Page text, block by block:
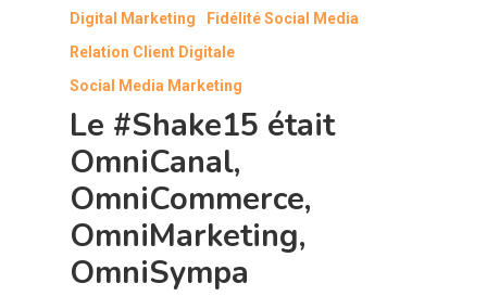
Digital Marketing
Fidélité Social Media
Relation Client Digitale
Social Media Marketing
Le #Shake15 était
OmniCanal,
OmniCommerce,
OmniMarketing,
OmniSympa